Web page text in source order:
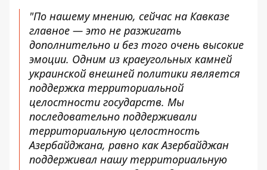
"По нашему мнению, сейчас на Кавказе
главное — это не разжигать
дополнительно и без того очень высокие
эмоции. Одним из краеугольных камней
украинской внешней политики является
поддержка территориальной
целостности государств. Мы
последовательно поддерживали
территориальную целостность
Азербайджана, равно как Азербайджан
поддерживал нашу территориальную